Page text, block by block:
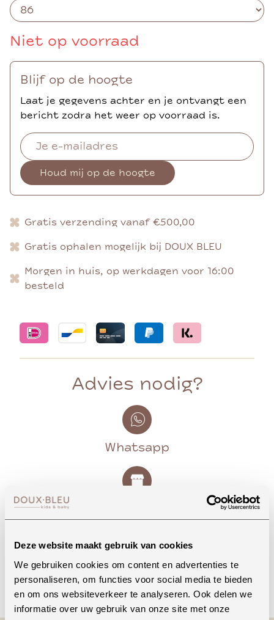
Deze website maakt gebruik van cookies
We gebruiken cookies om content en advertenties te
personaliseren, om functies voor social media te bieden
en om ons websiteverkeer te analyseren. Ook delen we
informatie over uw gebruik van onze site met onze
Niet op voorraad
Blijf op de hoogte
Laat je gegevens achter en je ontvangt een
bericht zodra het weer op voorraad is.
Houd mij op de hoogte
Gratis verzending vanaf €500,00
Gratis ophalen mogelijk bij DOUX BLEU
Morgen in huis, op werkdagen voor 16:00
besteld
Advies nodig?
Whatsapp
Bekijk openingstijden
Bellen